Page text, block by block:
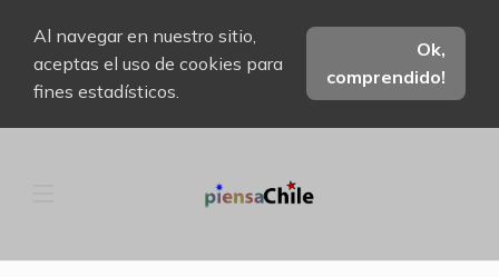
Al navegar en nuestro sitio,
aceptas el uso de cookies para
fines estadísticos.
Ok,
comprendido!